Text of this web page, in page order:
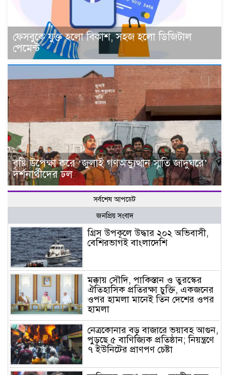
ফেসবুকে যুক্ত হলো বিকাশ, সহজ হলো ডিজিটাল
পেমেন্ট
বৃষ্টি উপেক্ষা করে ‘জুলাই গণঅভ্যুত্থান স্মৃতি জাদুঘরে’
দর্শনার্থীদের ঢল
সর্বশেষ আপডেট
জনপ্রিয় সংবাদ
গ্রিস উপকূলে উদ্ধার ২০২ অভিবাসী,
বেশিরভাগই বাংলাদেশি
মক্কায় সৌদি, পাকিস্তান ও তুরস্কের
ঐতিহাসিক প্রতিরক্ষা চুক্তি, একজনের
ওপর হামলা মানেই তিন দেশের ওপর
হামলা
নেত্রকোনার বড় বাজারে ভয়াবহ আগুন,
পুড়ছে ৫ বাণিজ্যিক প্রতিষ্ঠান; নিয়ন্ত্রণে
৭ ইউনিটের প্রাণপণ চেষ্টা